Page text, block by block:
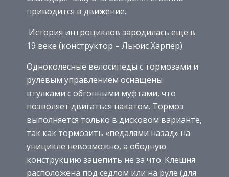
приводится в движение.
История интроциклов зародилась еще в
19 веке (конструктор – Льюис Харпер)
Одноколесные велосипеды с тормозами и
рулевым управлением оснащены
втулками с обгонными муфтами, что
позволяет двигаться накатом. Тормоз
выполняется только в дисковом варианте,
так как тормозить «педалями назад» на
уницикле невозможно, а ободную
конструкцию зацепить не за что. Клешня
расположена под седлом или на руле (для